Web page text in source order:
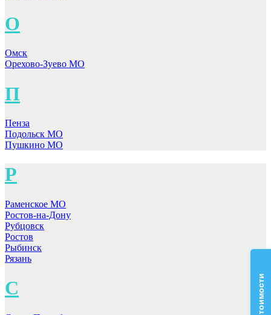
О
Омск
Орехово-Зуево МО
П
Пенза
Подольск МО
Пушкино МО
Р
Раменское МО
Ростов-на-Дону
Рубцовск
Ростов
Рыбинск
Рязань
С